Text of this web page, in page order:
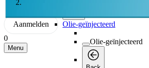
Aanmelden
0
Menu
Back
Olie-geïnjecteerd
Olie-geïnjecteerd